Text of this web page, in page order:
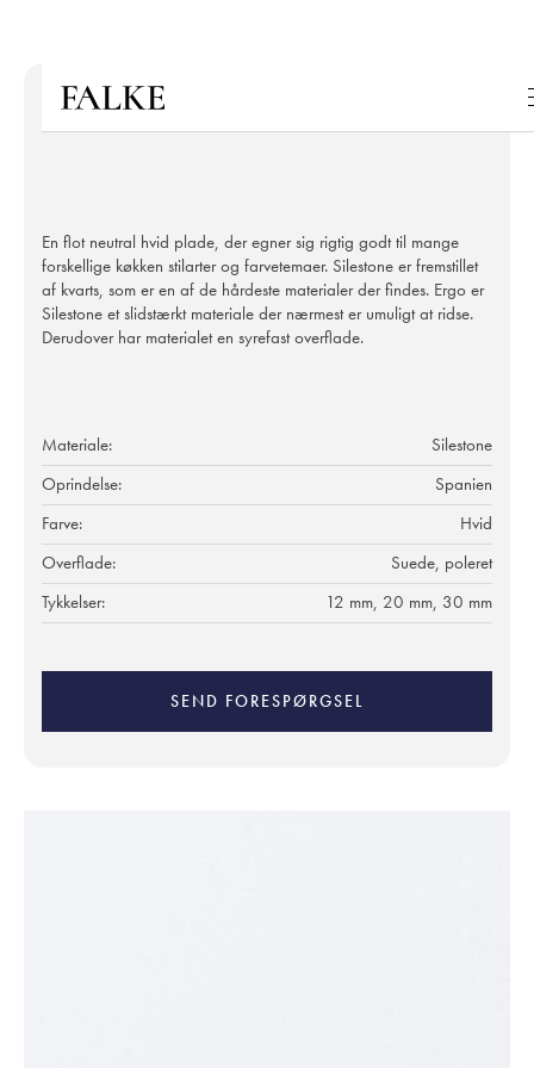
En flot neutral hvid plade, der egner sig rigtig godt til mange
forskellige køkken stilarter og farvetemaer. Silestone er fremstillet
af kvarts, som er en af de hårdeste materialer der findes. Ergo er
Silestone et slidstærkt materiale der nærmest er umuligt at ridse.
Derudover har materialet en syrefast overflade.
Materiale:
Silestone
Oprindelse:
Spanien
Farve:
Hvid
Overflade:
Suede, poleret
Tykkelser:
12 mm, 20 mm, 30 mm
SEND FORESPØRGSEL